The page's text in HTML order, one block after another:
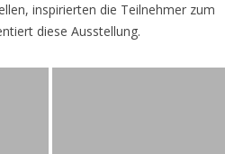
inspirierten die Teilnehmer zum
diese Ausstellung.